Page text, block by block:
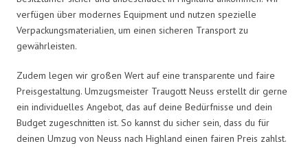
verfügen über modernes Equipment und nutzen spezielle
Verpackungsmaterialien, um einen sicheren Transport zu
gewährleisten.
Zudem legen wir großen Wert auf eine transparente und faire
Preisgestaltung. Umzugsmeister Traugott Neuss erstellt dir gerne
ein individuelles Angebot, das auf deine Bedürfnisse und dein
Budget zugeschnitten ist. So kannst du sicher sein, dass du für
deinen Umzug von Neuss nach Highland einen fairen Preis zahlst.